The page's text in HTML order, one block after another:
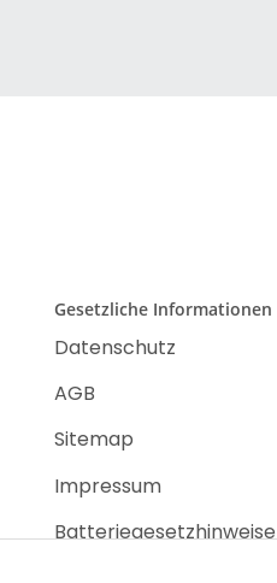
Gesetzliche Informationen
Datenschutz
AGB
Sitemap
Impressum
Batteriegesetzhinweise